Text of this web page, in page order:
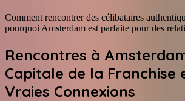
Comment rencontrer des célibataires
pourquoi Amsterdam est parfaite pour des
Rencontres à
Capitale de la Franchise
Vraies Connexions